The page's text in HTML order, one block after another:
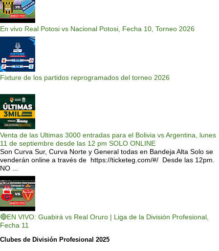
En vivo Real Potosi vs Nacional Potosi, Fecha 10, Torneo 2026
Fixture de los partidos reprogramados del torneo 2026
Venta de las Ultimas 3000 entradas para el Bolivia vs Argentina, lunes
11 de septiembre desde las 12 pm SOLO ONLINE
Son Curva Sur, Curva Norte y General todas en Bandeja Alta Solo se
venderán online a través de https://ticketeg.com/#/ Desde las 12pm.
NO ...
🔴EN VIVO: Guabirá vs Real Oruro | Liga de la División Profesional,
Fecha 11
Clubes de División Profesional 2025